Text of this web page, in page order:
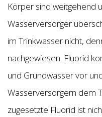
Körper sind weitgehend
Wasserversorger
im Trinkwasser nicht,
nachgewiesen. Fluorid
und Grundwasser vor
Wasserversorgern dem
zugesetzte Fluorid ist